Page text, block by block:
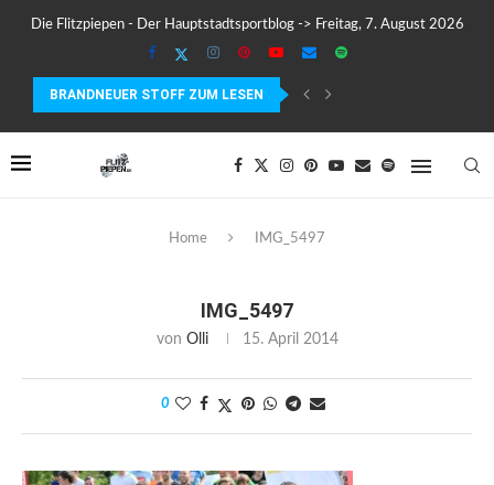
Die Flitzpiepen - Der Hauptstadtsportblog -> Freitag, 7. August 2026
BRANDNEUER STOFF ZUM LESEN
COROS PACE 4 IM TEST – LEICHT, SCHNELL...
Home IMG_5497
IMG_5497
von Olli 15. April 2014
0